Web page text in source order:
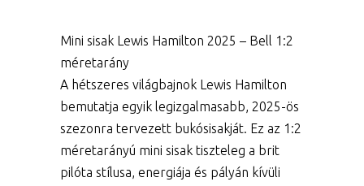
Mini sisak Lewis Hamilton 2025 – Bell 1:2
méretarány
A hétszeres világbajnok Lewis Hamilton
bemutatja egyik legizgalmasabb, 2025-ös
szezonra tervezett bukósisakját. Ez az 1:2
méretarányú mini sisak tiszteleg a brit
pilóta stílusa, energiája és pályán kívüli